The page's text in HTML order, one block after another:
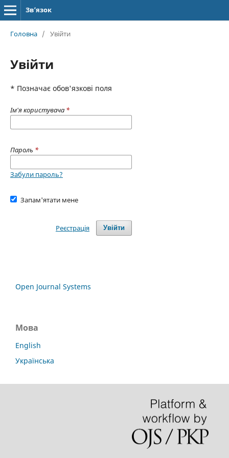
Зв’язок
Головна / Увійти
Увійти
* Позначає обов'язкові поля
Ім'я користувача *
Пароль *
Забули пароль?
Запам'ятати мене
Увійти
Реєстрація
Open Journal Systems
Мова
English
Українська